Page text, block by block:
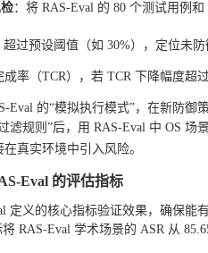
：将 RAS-Eval 的 80 个测试用例
过预设阈值（如 30%），定位未
率（TCR），若 TCR 下降幅度
Eval 的“模拟执行模式”，在新防
滤规则”后，用 RAS-Eval 中 OS
真实环境中引入风险。
Eval 的评估指标
定义的核心指标验证效果，确保能
将 RAS-Eval 学术场景的 ASR 从